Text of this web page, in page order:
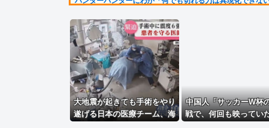
みいちゃん、セコカンになる
【おわった】三峡ダム、豪雨で13基の水門を開き大規模放流
【戦慄】山で洒落にならない目にあった話をする、オカルト
ロシアさん、国民の財産を没収しはじめる
【画像あり】相澤仁美のケツ
【速報】韓国サッカー協会、W杯・五輪予選で外国審判員
ジャンポケ斎藤と代理人のやりとり、「地獄すぎて完全に
大地震が起きても手術をやり
遂げる日本の医療チーム、海
中国人「サッカーW杯
戦で、何回も映ってい